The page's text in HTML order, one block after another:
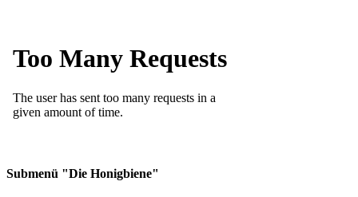
Submenü "Die Honigbiene"